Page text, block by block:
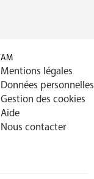
Mentions légales
Données personnelles
Gestion des cookies
Aide
Nous contacter